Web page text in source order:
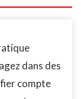
dans des
compte